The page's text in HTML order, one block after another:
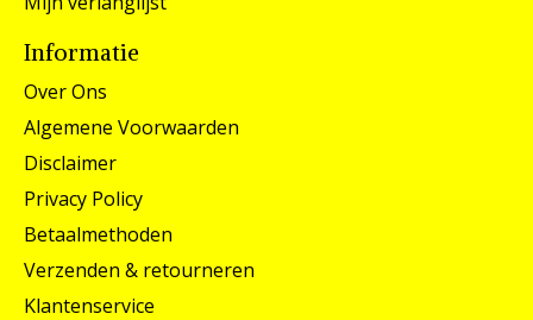
Informatie
Over Ons
Algemene Voorwaarden
Disclaimer
Privacy Policy
Betaalmethoden
Verzenden & retourneren
Klantenservice